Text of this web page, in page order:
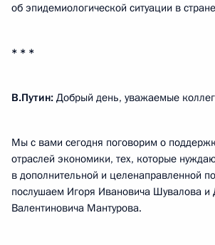
об эпидемиологической ситуации в
* * *
В.Путин: Добрый день, уважаемые
Мы с вами сегодня поговорим о
отраслей экономики, тех, которые
в дополнительной и целенаправленной
послушаем Игоря Ивановича Шувалова и
Валентиновича Мантурова.